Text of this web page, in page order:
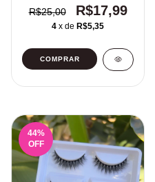
R$25,00 R$17,99
4 x de R$5,35
44%
OFF